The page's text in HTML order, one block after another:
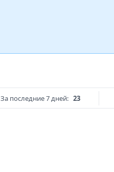
За последние 7 дней: 23